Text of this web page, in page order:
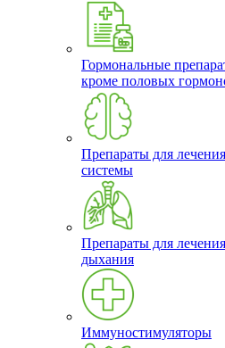
Гормональные
кроме половых
Препараты для
системы
Препараты для
дыхания
Иммуностимуляторы